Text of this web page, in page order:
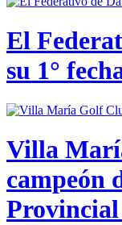
El
su 1°
Villa
campeón